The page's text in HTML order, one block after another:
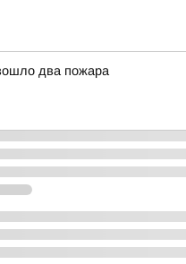
два пожара